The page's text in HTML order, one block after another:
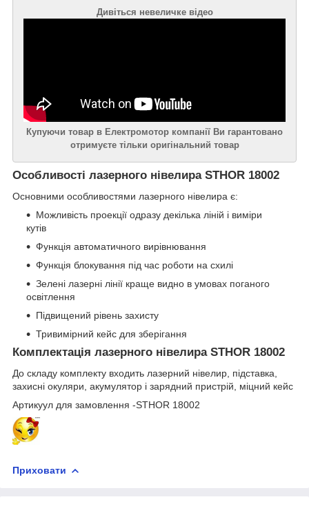
Дивіться невеличке відео
Купуючи товар в Електромотор компанії Ви гарантовано
отримуєте тільки оригінальний товар
Особливості лазерного нівелира STHOR 18002
Основними особливостями лазерного нівелира є:
Можливість проекції одразу декілька ліній і виміри
кутів
Функція автоматичного вирівнювання
Функція блокування під час роботи на схилі
Зелені лазерні лінії краще видно в умовах поганого
освітлення
Підвищений рівень захисту
Тривимірний кейс для зберігання
Комплектація лазерного нівелира STHOR 18002
До складу комплекту входить лазерний нівелир, підставка,
захисні окуляри, акумулятор і зарядний пристрій, міцний кейс
Артикуул для замовлення -STHOR 18002
Приховати